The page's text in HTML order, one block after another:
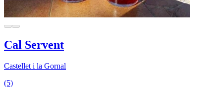
Cal Servent
Castellet i la Gornal
(5)